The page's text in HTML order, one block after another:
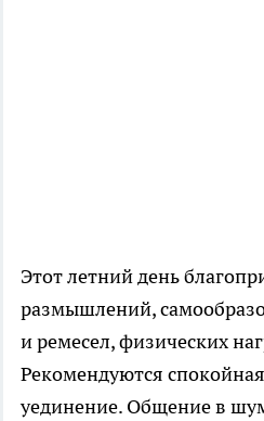
Этот летний день
размышлений,
и ремесел, физических
Рекомендуются
уединение. Общение в